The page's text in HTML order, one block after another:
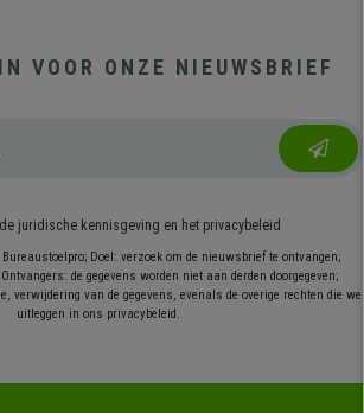
VOOR ONZE NIEUWSBRIEF
de juridische kennisgeving en het privacybeleid
Doel: verzoek om de nieuwsbrief te ontvangen;
de gegevens worden niet aan derden doorgegeven;
verwijdering van de gegevens, evenals de overige rechten die we
uitleggen in ons privacybeleid.